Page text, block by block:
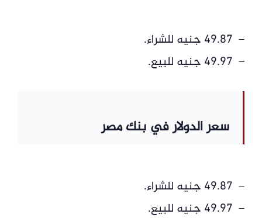
– 49.87 جنيه للشراء.
– 49.97 جنيه للبيع.
سعر الدولار في بنك مصر
– 49.87 جنيه للشراء.
– 49.97 جنيه للبيع.